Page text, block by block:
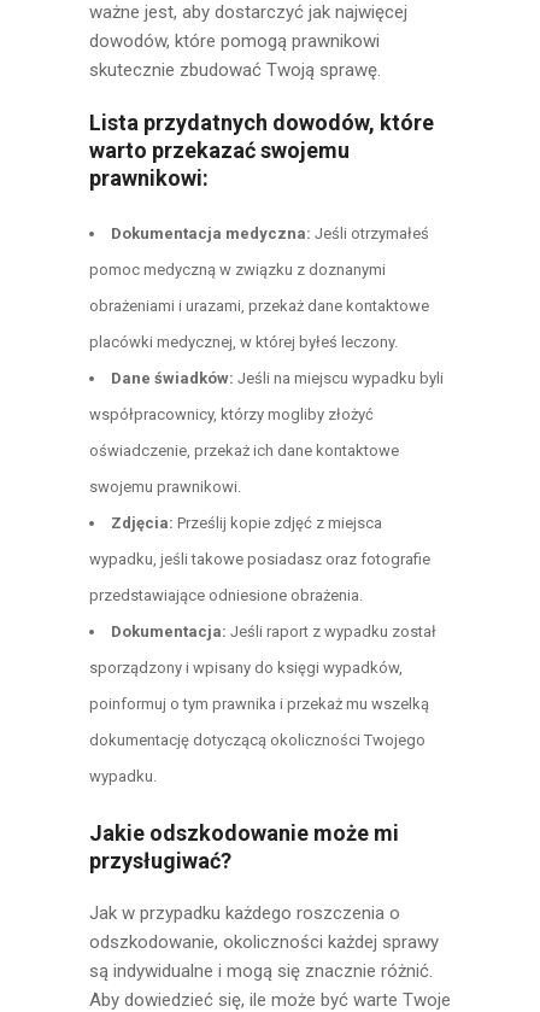
ważne jest, aby dostarczyć jak najwięcej
dowodów, które pomogą prawnikowi
skutecznie zbudować Twoją sprawę.
Lista przydatnych dowodów, które
warto przekazać swojemu
prawnikowi:
Dokumentacja medyczna: Jeśli otrzymałeś
pomoc medyczną w związku z doznanymi
obrażeniami i urazami, przekaż dane kontaktowe
placówki medycznej, w której byłeś leczony.
Dane świadków: Jeśli na miejscu wypadku byli
współpracownicy, którzy mogliby złożyć
oświadczenie, przekaż ich dane kontaktowe
swojemu prawnikowi.
Zdjęcia: Prześlij kopie zdjęć z miejsca
wypadku, jeśli takowe posiadasz oraz fotografie
przedstawiające odniesione obrażenia.
Dokumentacja: Jeśli raport z wypadku został
sporządzony i wpisany do księgi wypadków,
poinformuj o tym prawnika i przekaż mu wszelką
dokumentację dotyczącą okoliczności Twojego
wypadku.
Jakie odszkodowanie może mi
przysługiwać?
Jak w przypadku każdego roszczenia o
odszkodowanie, okoliczności każdej sprawy
są indywidualne i mogą się znacznie różnić.
Aby dowiedzieć się, ile może być warte Twoje